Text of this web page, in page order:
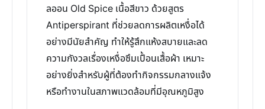
ลออน Old Spice เนื้อสีขาว ด้วยสูตร
Antiperspirant ที่ช่วยลดการผลิตเหงื่อได้
อย่างมีนัยสำคัญ ทำให้รู้สึกแห้งสบายและลด
ความกังวลเรื่องเหงื่อซึมเปื้อนเสื้อผ้า เหมาะ
อย่างยิ่งสำหรับผู้ที่ต้องทำกิจกรรมกลางแจ้ง
หรือทำงานในสภาพแวดล้อมที่มีอุณหภูมิสูง